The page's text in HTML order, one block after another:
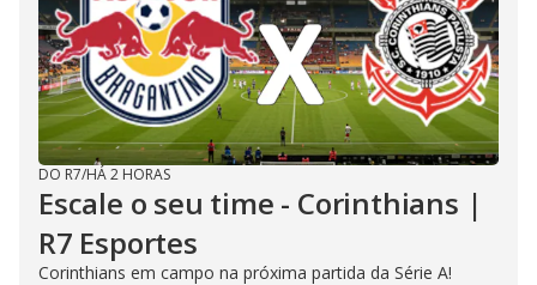
DO R7/HÁ 2 HORAS
Escale o seu time - Corinthians |
R7 Esportes
Corinthians em campo na próxima partida da Série A!